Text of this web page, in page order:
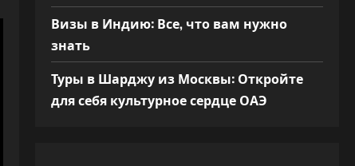
Визы в Индию: Все, что вам нужно
знать
Туры в Шарджу из Москвы: Откройте
для себя культурное сердце ОАЭ